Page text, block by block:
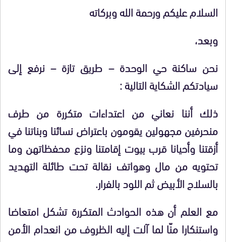
السلام عليكم ورحمة الله وبركاته
وبعد،
نحن ساكنة حي الوحدة – طريق تازة – نرفع إلى
سيادتكم الشكاية التالية :
ذلك أننا نعاني من اعتداءات متكررة من طرف
منحرفين مجهولين يقومون باعتراض نسائنا وبناتنا في
أزقتنا وأحيانا قرب بيوت إقامتنا ونزع محفظاتهن وما
تحتويه من مال وهواتف نقالة تحت طائلة التهديد
بالسلاح الأبيض ثم اللود بالفرار.
مع العلم أن هذه الحوادث المتكررة تشكل امتعاضا
واستنكارا منّا لما آلت إليه الظروف من انعدام الأمن